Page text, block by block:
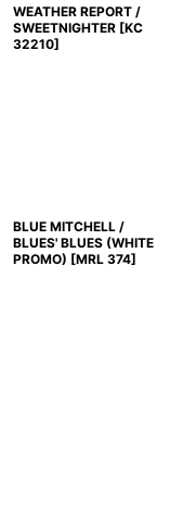
WEATHER REPORT /
SWEETNIGHTER [KC
32210]
BLUE MITCHELL /
BLUES' BLUES (WHITE
PROMO) [MRL 374]